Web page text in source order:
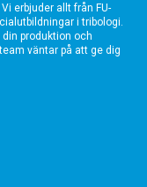
erbjuder allt från FU-
i tribologi.
produktion och
väntar på att ge dig